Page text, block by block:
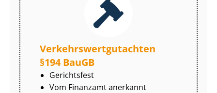
Ver­kehrs­wert­gut­ach­ten
§194 BauGB
Gerichtsfest
Vom Finanzamt anerkannt